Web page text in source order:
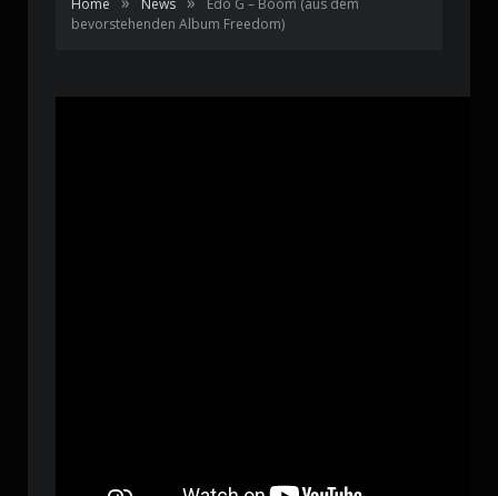
Home News
Edo G – Boom (aus dem
bevorstehenden Album Freedom)